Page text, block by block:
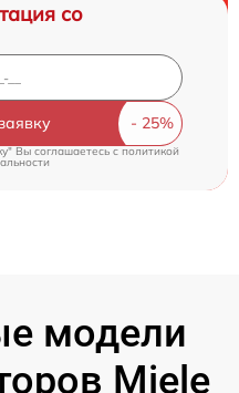
со
Вы соглашаетесь cполитикой
модели
Miele